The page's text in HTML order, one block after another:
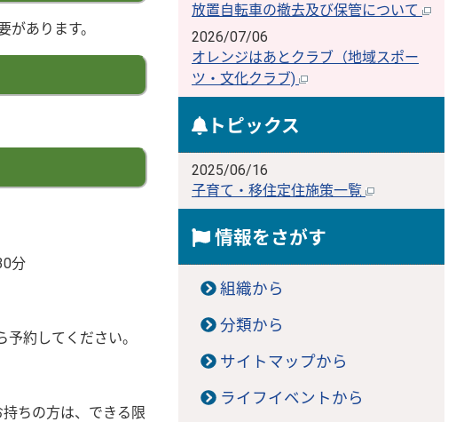
あります。
分
約してください。
ちの方は、できる限
放置自転車の撤去及び保管について
2026/07/06
オレンジはあとクラブ（地域スポー
ツ・文化クラブ)
トピックス
2025/06/16
子育て・移住定住施策一覧
情報をさがす
組織から
分類から
サイトマップから
ライフイベントから